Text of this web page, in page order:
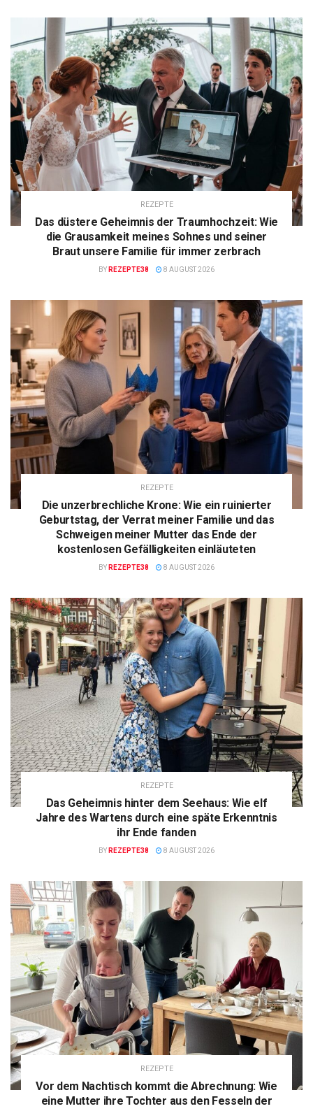
REZEPTE
Das düstere Geheimnis der Traumhochzeit: Wie
die Grausamkeit meines Sohnes und seiner
Braut unsere Familie für immer zerbrach
BY REZEPTE38 8 AUGUST 2026
REZEPTE
Die unzerbrechliche Krone: Wie ein ruinierter
Geburtstag, der Verrat meiner Familie und das
Schweigen meiner Mutter das Ende der
kostenlosen Gefälligkeiten einläuteten
BY REZEPTE38 8 AUGUST 2026
REZEPTE
Das Geheimnis hinter dem Seehaus: Wie elf
Jahre des Wartens durch eine späte Erkenntnis
ihr Ende fanden
BY REZEPTE38 8 AUGUST 2026
REZEPTE
Vor dem Nachtisch kommt die Abrechnung: Wie
eine Mutter ihre Tochter aus den Fesseln der